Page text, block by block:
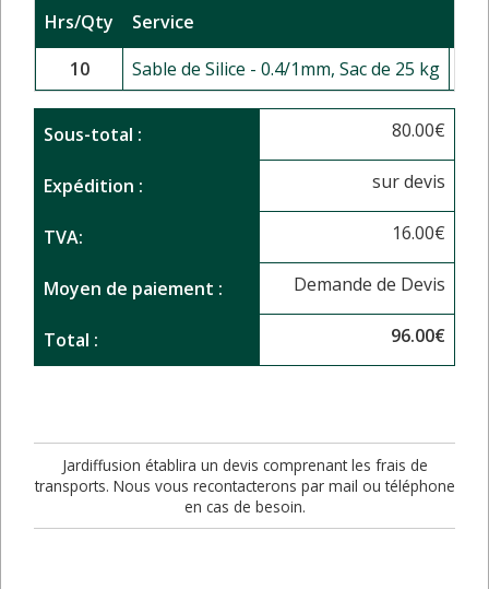
Hrs/Qty Service
10
Sable de Silice - 0.4/1mm, Sac de 25 kg
Sous-total : 80.00€
Expédition : sur devis
TVA: 16.00€
Moyen de paiement : Demande de Devis
Total : 96.00€
Jardiffusion établira un devis comprenant les frais de
transports. Nous vous recontacterons par mail ou téléphone
en cas de besoin.